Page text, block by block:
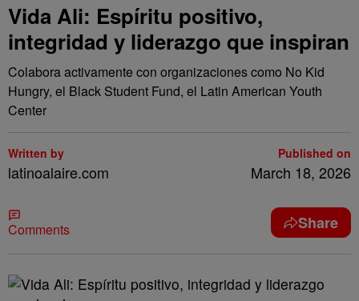
Vida Ali: Espíritu positivo,
integridad y liderazgo que inspiran
Colabora activamente con organizaciones como No Kid
Hungry, el Black Student Fund, el Latin American Youth
Center
Written by
latinoalaire.com
Published on
March 18, 2026
Comments Share